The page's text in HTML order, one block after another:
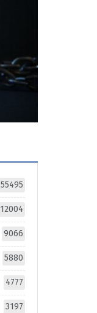
55495
12004
9066
5880
4777
3197